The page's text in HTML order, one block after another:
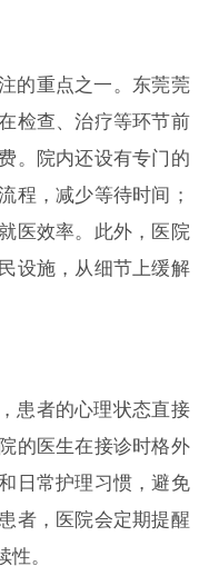
的重点之一。东莞莞
检查、治疗等环节前
。院内还设有专门的
程，减少等待时间；
医效率。此外，医院
设施，从细节上缓解
患者的心理状态直接
的医生在接诊时格外
日常护理习惯，避免
者，医院会定期提醒
。